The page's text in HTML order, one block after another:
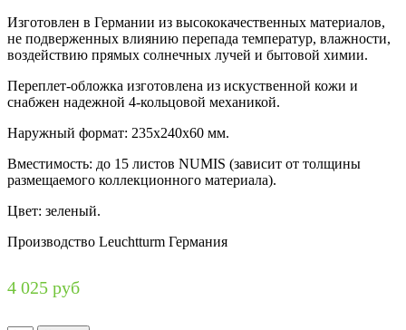
Изготовлен в Германии из высококачественных материалов,
не подверженных влиянию перепада температур, влажности,
воздействию прямых солнечных лучей и бытовой химии.
Переплет-обложка изготовлена из искуственной кожи и
снабжен надежной 4-кольцовой механикой.
Наружный формат: 235х240х60 мм.
Вместимость: до 15 листов NUMIS (зависит от толщины
размещаемого коллекционного материала).
Цвет: зеленый.
Производство Leuchtturm Германия
4 025 руб